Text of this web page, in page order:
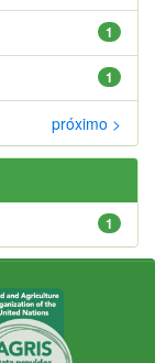
1
1
próximo >
1